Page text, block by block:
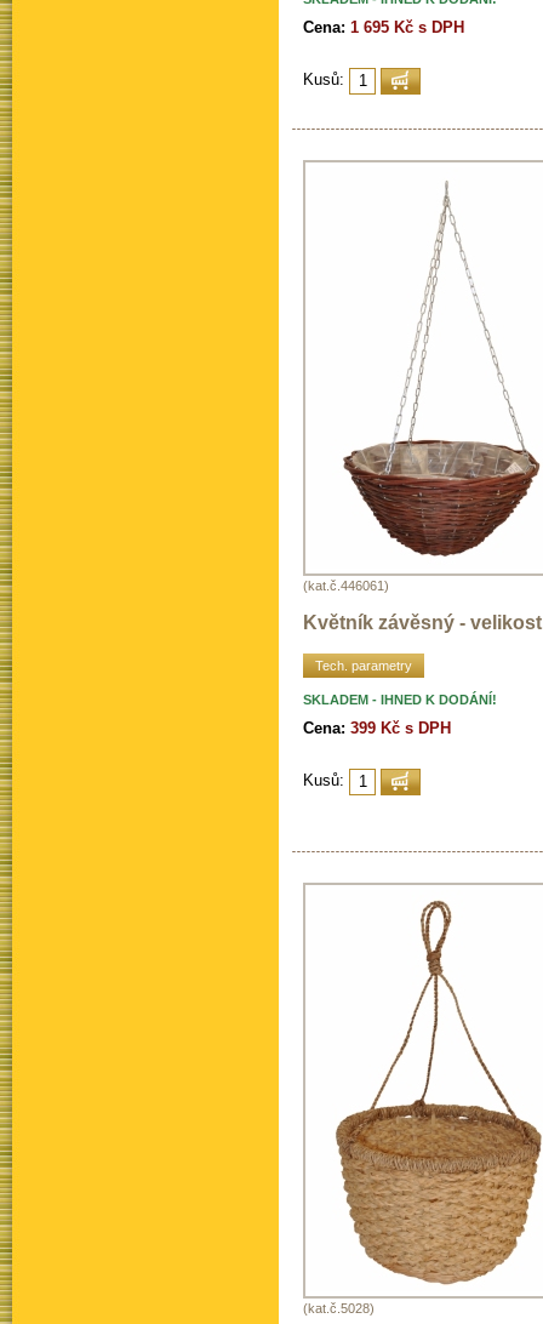
Cena: 1 695 Kč s DPH
Kusů:
(kat.č.446061)
Květník závěsný -
Tech. parametry
SKLADEM - IHNED K DODÁNÍ!
Cena: 399 Kč s DPH
Kusů:
(kat.č.5028)